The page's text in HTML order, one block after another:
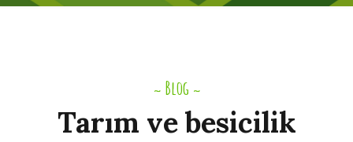
~ Blog ~
Tarım ve besicilik